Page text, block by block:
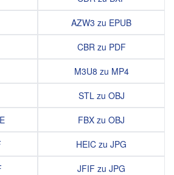
AZW3 zu EPUB
CBR zu PDF
M3U8 zu MP4
STL zu OBJ
FBX zu OBJ
HEIC zu JPG
JFIF zu JPG